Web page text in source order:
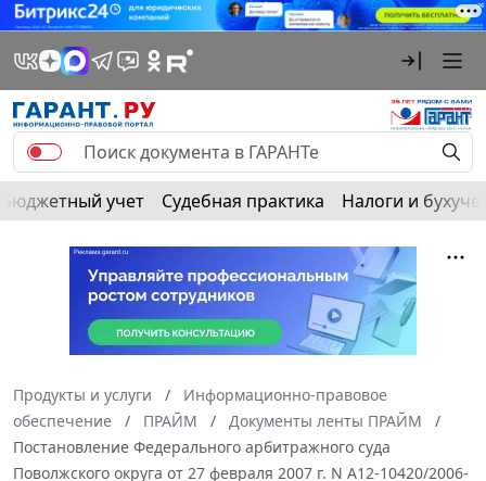
Бюджетный учет Судебная практика Налоги и
Продукты и услуги
Информационно-правовое
обеспечение
ПРАЙМ
Документы ленты ПРАЙМ
Постановление Федерального арбитражного суда
Поволжского округа от 27 февраля 2007 г. N А12-10420/2006-